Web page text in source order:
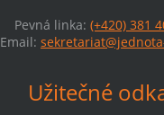
Pevná linka: (+420) 381
Email:
Užitečné